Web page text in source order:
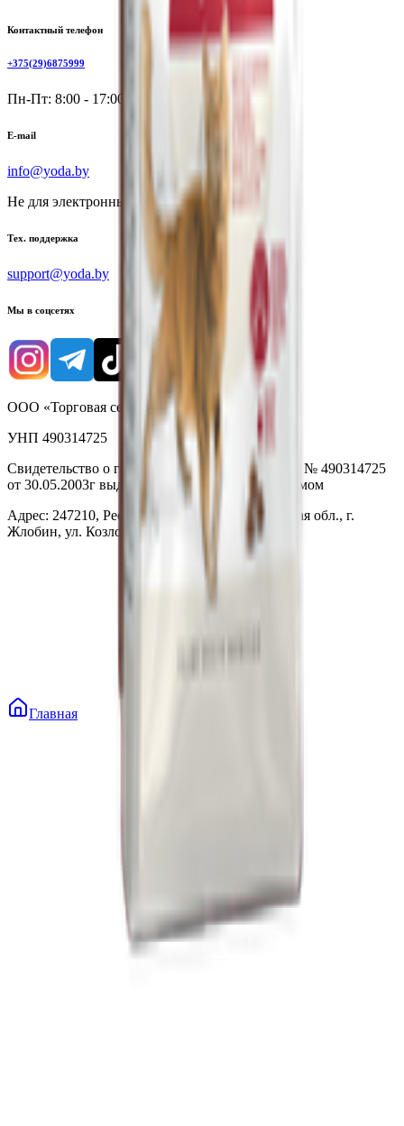
Контактный телефон
+375(29)6875999
Пн-Пт: 8:00 - 17:00
E-mail
info@yoda.by
Не для электронных обращений
Тех. поддержка
support@yoda.by
Мы в соцсетях
ООО «Торговая сеть «Продмир»
УНП 490314725
Свидетельство о государственной регистрации № 490314725
от 30.05.2003г выдано Гомельским облисполкомом
Адрес: 247210, Республика Беларусь, Гомельская обл., г.
Жлобин, ул. Козлова 2-А
Главная